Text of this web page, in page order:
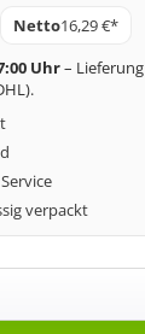
Netto16,29 €*
Uhr–
verpackt